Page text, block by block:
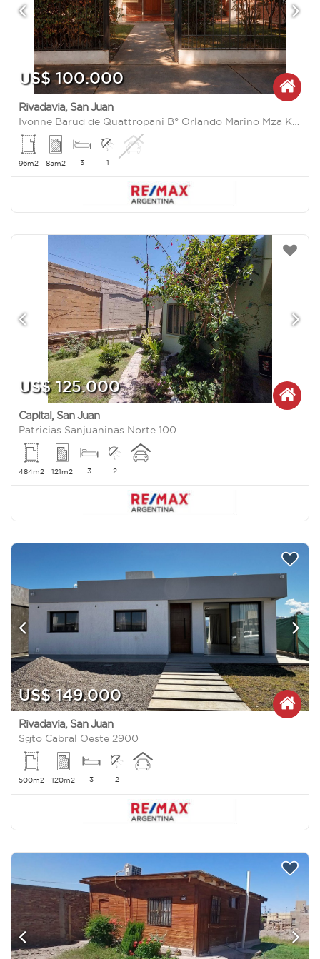
US$ 100.000
Rivadavia, San Juan
96m2 85m2 3 1
US$ 125.000
Capital, San Juan
Patricias Sanjuaninas Norte 100
484m2 121m2 3 2
US$ 149.000
Rivadavia, San Juan
Sgto Cabral Oeste 2900
500m2 120m2 3 2